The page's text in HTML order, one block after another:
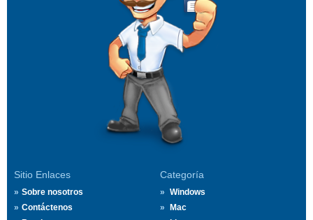
Sitio Enlaces
Sobre nosotros
Contáctenos
Categoría
Windows
Mac